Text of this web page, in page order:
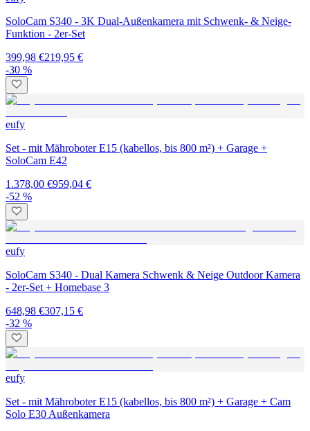
SoloCam S340 - 3K Dual-Außenkamera mit Schwenk- & Neige-
Funktion - 2er-Set
399,98 €219,95 €
-30 %
eufy
Set - mit Mähroboter E15 (kabellos, bis 800 m²) + Garage +
SoloCam E42
1.378,00 €959,04 €
-52 %
eufy
SoloCam S340 - Dual Kamera Schwenk & Neige Outdoor Kamera
- 2er-Set + Homebase 3
648,98 €307,15 €
-32 %
eufy
Set - mit Mähroboter E15 (kabellos, bis 800 m²) + Garage + Cam
Solo E30 Außenkamera